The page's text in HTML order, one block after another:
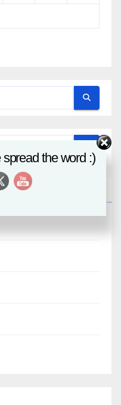
the word :)